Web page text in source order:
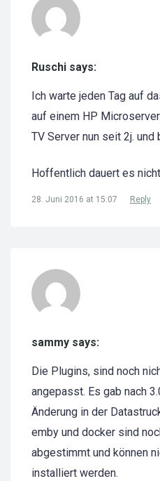
Ruschi says:
Ich warte jeden Tag auf
auf einem HP
TV Server nun seit 2j. und
Hoffentlich dauert es
28. Juni 2016 at 15:07 Reply
sammy says:
Die Plugins, sind noch
angepasst. Es gab nach
Änderung in der
emby und docker sind
abgestimmt und können
installiert werden.